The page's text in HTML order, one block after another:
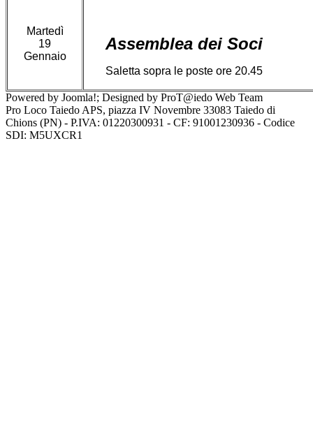
Martedì
19
Gennaio
Assemblea dei Soci
Saletta sopra le poste ore 20.45
Powered by Joomla!; Designed by ProT@iedo Web Team
Pro Loco Taiedo APS, piazza IV Novembre 33083 Taiedo di
Chions (PN) - P.IVA: 01220300931 - CF: 91001230936 - Codice
SDI: M5UXCR1